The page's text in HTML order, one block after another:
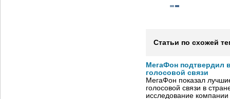
Статьи по схожей
МегаФон подтвердил
голосовой связи
МегаФон показал
голосовой связи в
исследование